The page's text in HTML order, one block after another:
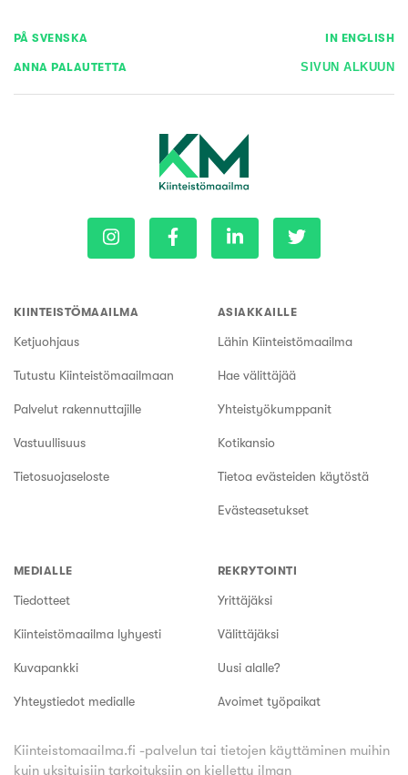
PÅ SVENSKA IN ENGLISH
ANNA PALAUTETTA SIVUN ALKUUN
KIINTEISTÖMAAILMA
Ketjuohjaus
Tutustu Kiinteistömaailmaan
Palvelut rakennuttajille
Vastuullisuus
Tietosuojaseloste
ASIAKKAILLE
Lähin Kiinteistömaailma
Hae välittäjää
Yhteistyökumppanit
Kotikansio
Tietoa evästeiden käytöstä
Evästeasetukset
MEDIALLE
Tiedotteet
Kiinteistömaailma lyhyesti
Kuvapankki
Yhteystiedot medialle
REKRYTOINTI
Yrittäjäksi
Välittäjäksi
Uusi alalle?
Avoimet työpaikat
Kiinteistomaailma.fi -palvelun tai tietojen käyttäminen muihin
kuin yksityisiin tarkoituksiin on kielletty ilman